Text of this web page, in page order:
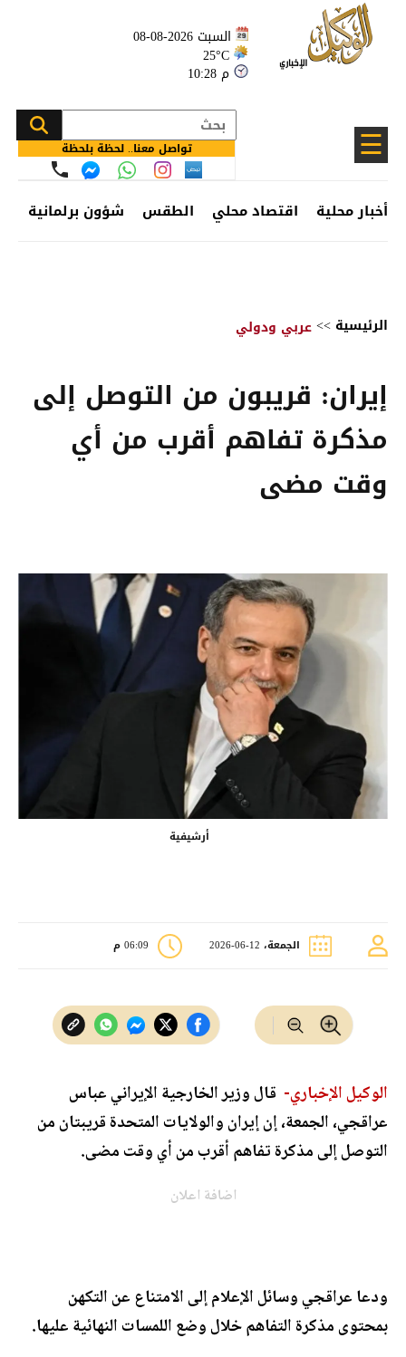
السبت 2026-08-08
25°C
10:28 م
☰ تواصل معنا.. لحظة بلحظة
أخبار محلية اقتصاد محلي الطقس شؤون برلمانية
الرئيسية >>عربي ودولي
إيران: قريبون من التوصل إلى
مذكرة تفاهم أقرب من أي
وقت مضى
أرشيفية
الجمعة، 12-06-2026 06:09 م
الوكيل الإخباري- قال وزير الخارجية الإيراني عباس
عراقجي، الجمعة، إن إيران والولايات المتحدة قريبتان من
التوصل إلى مذكرة تفاهم أقرب من أي وقت مضى.
اضافة اعلان
ودعا عراقجي وسائل الإعلام إلى الامتناع عن التكهن
بمحتوى مذكرة التفاهم خلال وضع اللمسات النهائية عليها.